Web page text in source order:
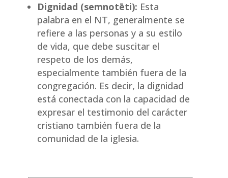
Dignidad (semnotēti): Esta
palabra en el NT, generalmente se
refiere a las personas y a su estilo
de vida, que debe suscitar el
respeto de los demás,
especialmente también fuera de la
congregación. Es decir, la dignidad
está conectada con la capacidad de
expresar el testimonio del carácter
cristiano también fuera de la
comunidad de la iglesia.